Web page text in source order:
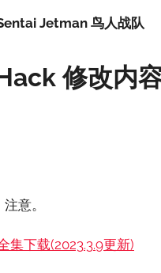
Jetman 鸟人战队
修改内
意。
集下载(2023.3.9更新)